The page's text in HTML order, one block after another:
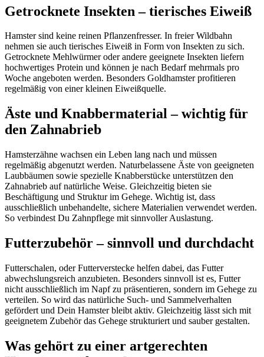
Getrocknete Insekten – tierisches Eiweiß
Hamster sind keine reinen Pflanzenfresser. In freier Wildbahn
nehmen sie auch tierisches Eiweiß in Form von Insekten zu sich.
Getrocknete Mehlwürmer oder andere geeignete Insekten liefern
hochwertiges Protein und können je nach Bedarf mehrmals pro
Woche angeboten werden. Besonders Goldhamster profitieren
regelmäßig von einer kleinen Eiweißquelle.
Äste und Knabbermaterial – wichtig für
den Zahnabrieb
Hamsterzähne wachsen ein Leben lang nach und müssen
regelmäßig abgenutzt werden. Naturbelassene Äste von geeigneten
Laubbäumen sowie spezielle Knabberstücke unterstützen den
Zahnabrieb auf natürliche Weise. Gleichzeitig bieten sie
Beschäftigung und Struktur im Gehege. Wichtig ist, dass
ausschließlich unbehandelte, sichere Materialien verwendet werden.
So verbindest Du Zahnpflege mit sinnvoller Auslastung.
Futterzubehör – sinnvoll und durchdacht
Futterschalen, oder Futterverstecke helfen dabei, das Futter
abwechslungsreich anzubieten. Besonders sinnvoll ist es, Futter
nicht ausschließlich im Napf zu präsentieren, sondern im Gehege zu
verteilen. So wird das natürliche Such- und Sammelverhalten
gefördert und Dein Hamster bleibt aktiv. Gleichzeitig lässt sich mit
geeignetem Zubehör das Gehege strukturiert und sauber gestalten.
Was gehört zu einer artgerechten